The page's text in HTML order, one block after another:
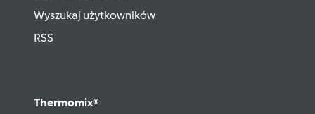
Wyszukaj użytkowników
RSS
Thermomix®